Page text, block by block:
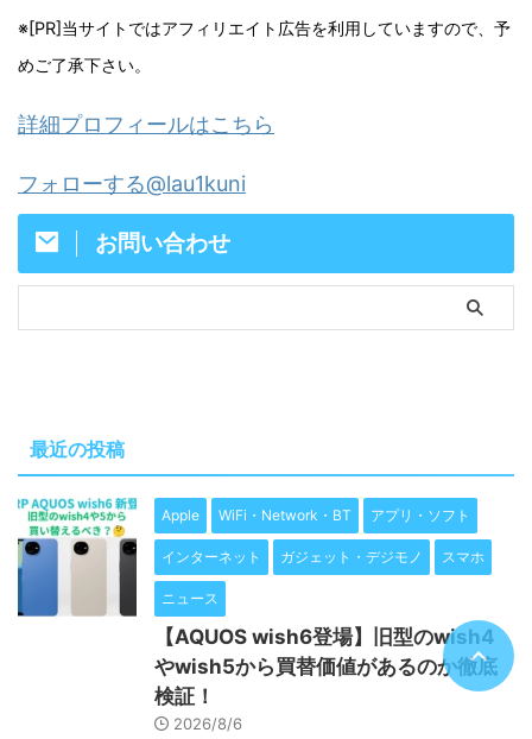
※[PR]当サイトではアフィリエイト広告を利用していますので、予
めご了承下さい。
詳細プロフィールはこちら
フォローする@lau1kuni
お問い合わせ
最近の投稿
Apple WiFi・Network・BT アプリ・ソフト
インターネット ガジェット・デジモノ スマホ
ニュース
【AQUOS wish6登場】旧型のwish4
やwish5から買替価値があるのか徹底
検証！
2026/8/6